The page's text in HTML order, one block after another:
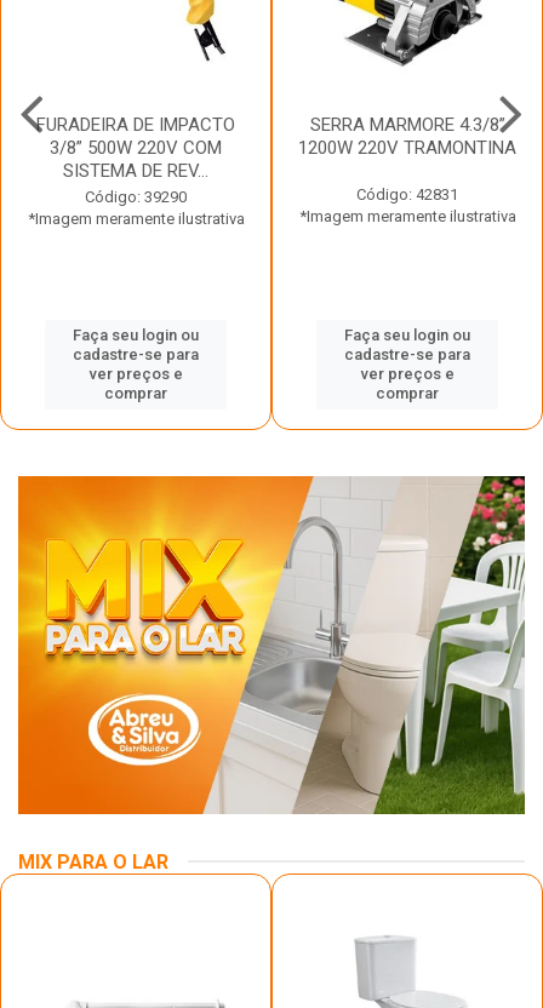
FURADEIRA DE IMPACTO
3/8” 500W 220V COM
SISTEMA DE REV...
Código: 39290
*Imagem meramente ilustrativa
Faça seu login ou
cadastre-se para
ver preços e
comprar
SERRA MARMORE 4.3/8”
1200W 220V TRAMONTINA
Código: 42831
*Imagem meramente ilustrativa
Faça seu login ou
cadastre-se para
ver preços e
comprar
MIX PARA O LAR